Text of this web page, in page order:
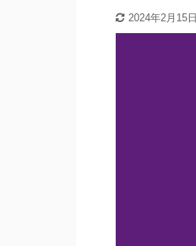
2024年2月15日